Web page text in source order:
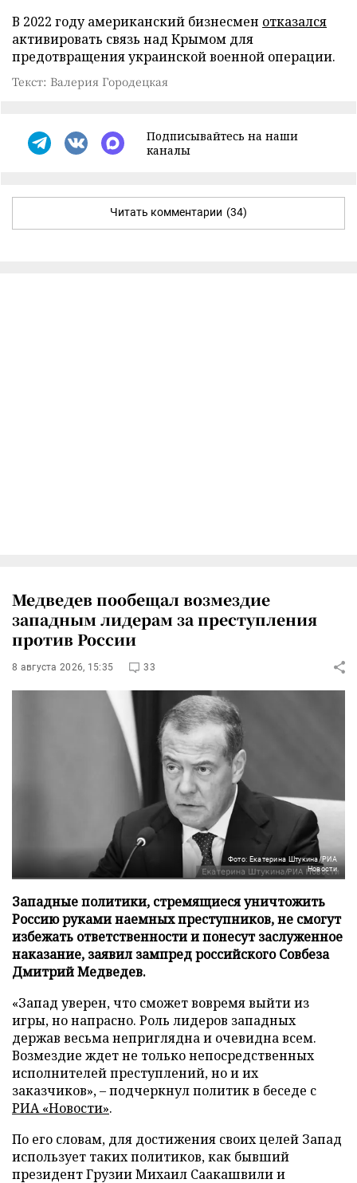
В 2022 году американский бизнесмен отказался
активировать связь над Крымом для
предотвращения украинской военной операции.
Текст: Валерия Городецкая
Подписывайтесь на наши
каналы
Читать комментарии (34)
Медведев пообещал возмездие
западным лидерам за преступления
против России
8 августа 2026, 15:35 33
Фото: Екатерина Штукина/РИА
Новости
Западные политики, стремящиеся уничтожить
Россию руками наемных преступников, не смогут
избежать ответственности и понесут заслуженное
наказание, заявил зампред российского Совбеза
Дмитрий Медведев.
«Запад уверен, что сможет вовремя выйти из
игры, но напрасно. Роль лидеров западных
держав весьма неприглядна и очевидна всем.
Возмездие ждет не только непосредственных
исполнителей преступлений, но и их
заказчиков», – подчеркнул политик в беседе с
РИА «Новости».
По его словам, для достижения своих целей Запад
использует таких политиков, как бывший
президент Грузии Михаил Саакашвили и